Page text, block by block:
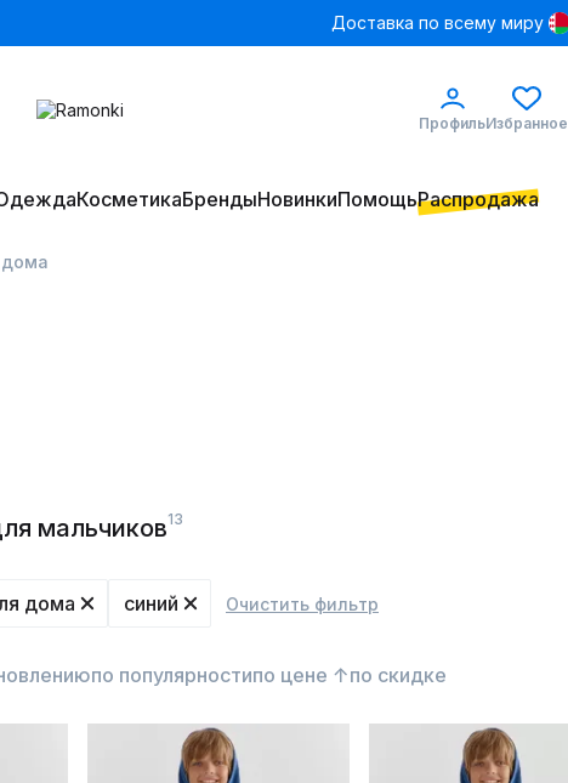
Доставка по всему миру
ПрофильИзбранное
КосметикаБрендыНовинкиПомощьРаспродажа
мальчиков13
дома синий Очистить фильтр
по популярностипо цене ↑по скидке